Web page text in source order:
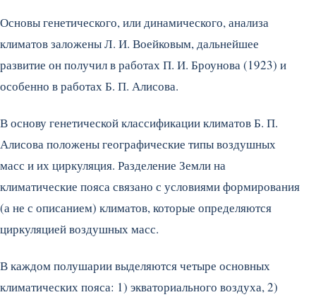
Основы генетического, или динамического, анализа
климатов заложены Л. И. Воейковым, дальнейшее
развитие он получил в работах П. И. Броунова (1923) и
особенно в работах Б. П. Алисова.
В основу генетической классификации климатов Б. П.
Алисова положены географические типы воздушных
масс и их циркуляция. Разделение Земли на
климатические пояса связано с условиями формирования
(а не с описанием) климатов, которые определяются
циркуляцией воздушных масс.
В каждом полушарии выделяются четыре основных
климатических пояса: 1) экваториального воздуха, 2)